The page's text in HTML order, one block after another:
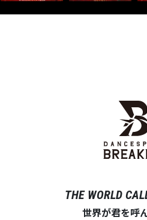
THE WORLD
世界が君を呼